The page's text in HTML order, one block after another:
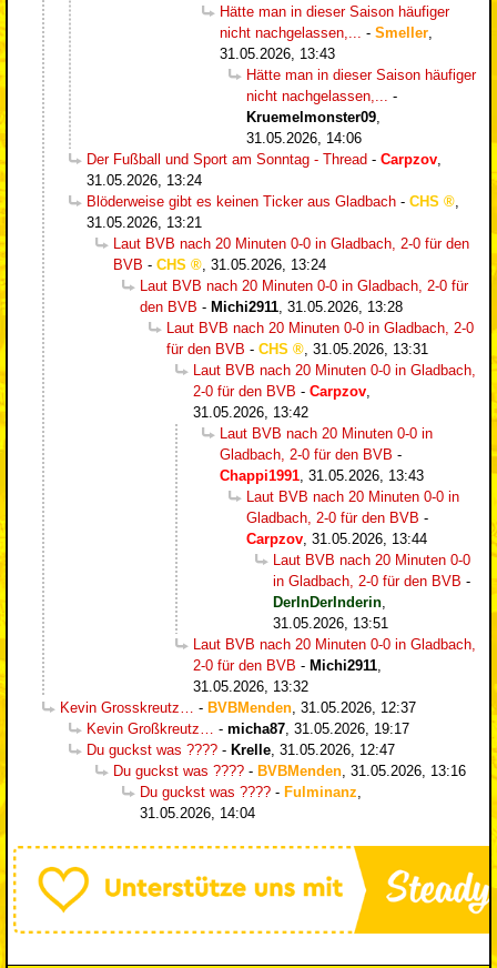
Hätte man in dieser Saison häufiger
nicht nachgelassen,...
- Smeller
31.05.2026, 13:43
Hätte man in dieser Saison häufiger
nicht nachgelassen,...
-
Kruemelmonster09
31.05.2026, 14:06
Der Fußball und Sport am Sonntag - Thread - Carpzov
31.05.2026, 13:24
Blöderweise gibt es keinen Ticker aus Gladbach - CHS
31.05.2026, 13:21
Laut BVB nach 20 Minuten 0-0 in Gladbach, 2-0 für den
BVB - CHS
31.05.2026, 13:24
Laut BVB nach 20 Minuten 0-0 in Gladbach, 2-0 für
den BVB - Michi2911 31.05.2026, 13:28
Laut BVB nach 20 Minuten 0-0 in Gladbach, 2-0
für den BVB - CHS
31.05.2026, 13:31
Laut BVB nach 20 Minuten 0-0 in Gladbach,
2-0 für den BVB - Carpzov
31.05.2026, 13:42
Laut BVB nach 20 Minuten 0-0 in
Gladbach, 2-0 für den BVB -
Chappi1991 31.05.2026, 13:43
Laut BVB nach 20 Minuten 0-0 in
Gladbach, 2-0 für den BVB -
Carpzov 31.05.2026, 13:44
Laut BVB nach 20 Minuten 0-0
in Gladbach, 2-0 für den BVB -
DerInDerInderin
31.05.2026, 13:51
Laut BVB nach 20 Minuten 0-0 in Gladbach,
2-0 für den BVB - Michi2911
31.05.2026, 13:32
Kevin Grosskreutz…
- BVBMenden 31.05.2026, 12:37
Kevin Großkreutz…
- micha87 31.05.2026, 19:17
Du guckst was ???? - Krelle 31.05.2026, 12:47
Du guckst was ???? - BVBMenden 31.05.2026, 13:16
Du guckst was ???? - Fulminanz
31.05.2026, 14:04